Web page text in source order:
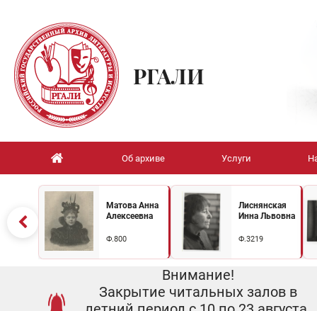
РГАЛИ
Об архиве Услуги
Матова Анна
Алексеевна
Ф.800
Лиснянская
Инна Львовна
Ф.3219
Внимание!
Закрытие читальных залов в